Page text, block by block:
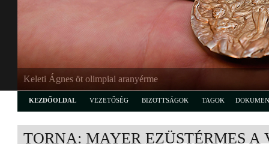
Keleti Ágnes öt olimpiai aranyérme
KEZDŐOLDAL VEZETŐSÉG BIZOTTSÁGOK TAGOK
TORNA: MAYER EZÜSTÉRMES A